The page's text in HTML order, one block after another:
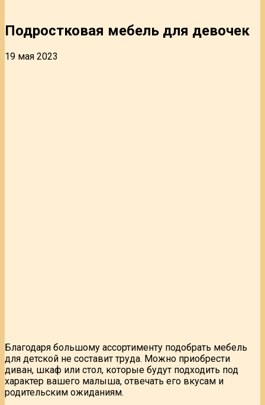
Подростковая мебель для девочек
19 мая 2023
Благодаря большому ассортименту подобрать мебель
для детской не составит труда. Можно приобрести
диван, шкаф или стол, которые будут подходить под
характер вашего малыша, отвечать его вкусам и
родительским ожиданиям.